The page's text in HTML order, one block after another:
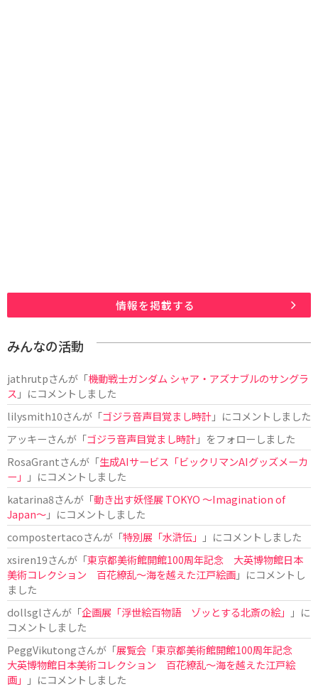
情報を掲載する
みんなの活動
jathrutpさんが「機動戦士ガンダム シャア・アズナブルのサングラ
ス 」にコメントしました
lilysmith10さんが「ゴジラ音声目覚まし時計」にコメントしました
アッキーさんが「ゴジラ音声目覚まし時計」をフォローしました
RosaGrantさんが「生成AIサービス「ビックリマンAIグッズメーカ
ー」
」にコメントしました
katarina8さんが「動き出す妖怪展 TOKYO 〜Imagination of
Japan〜」にコメントしました
compostertacoさんが「特別展「水滸伝」
」にコメントしました
xsiren19さんが「東京都美術館開館100周年記念 大英博物館日本
美術コレクション 百花繚乱～海を越えた江戸絵画」にコメントし
ました
dollsglさんが「企画展「浮世絵百物語 ゾッとする北斎の絵」
」に
コメントしました
PeggVikutongさんが「展覧会「東京都美術館開館100周年記念
大英博物館日本美術コレクション 百花繚乱〜海を越えた江戸絵
画」
」にコメントしました